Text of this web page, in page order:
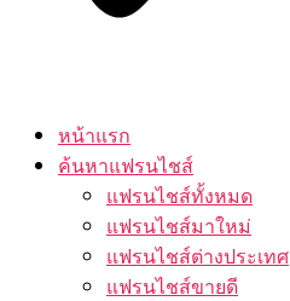
หน้าแรก
ค้นหาแฟรนไชส์
แฟรนไชส์ทั้งหมด
แฟรนไชส์มาใหม่
แฟรนไชส์ต่างประเทศ
แฟรนไชส์ขายดี